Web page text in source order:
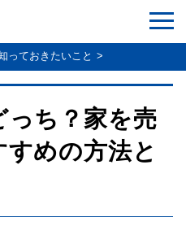
っておきたいこと
っち？家を売
めの方法と